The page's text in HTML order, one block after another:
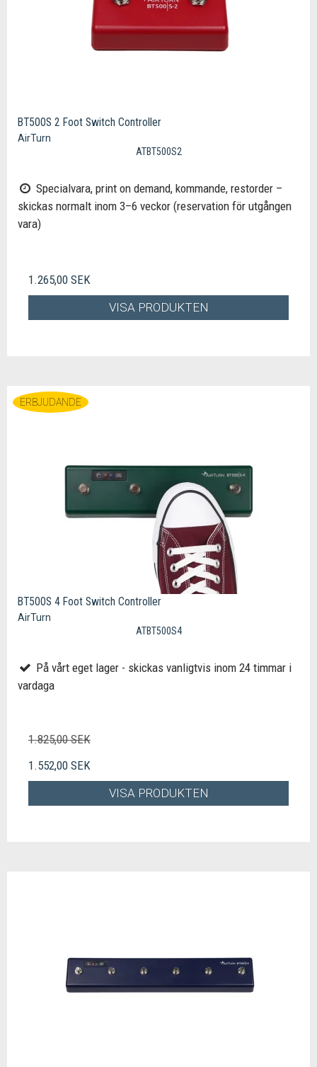
BT500S 2 Foot Switch Controller
AirTurn
ATBT500S2
Specialvara, print on demand, kommande, restorder –
skickas normalt inom 3–6 veckor (reservation för utgången
vara)
1.265,00 SEK
VISA PRODUKTEN
ERBJUDANDE
BT500S 4 Foot Switch Controller
AirTurn
ATBT500S4
På vårt eget lager - skickas vanligtvis inom 24 timmar i
vardaga
1.825,00 SEK
1.552,00 SEK
VISA PRODUKTEN